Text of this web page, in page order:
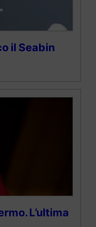
il Seabin
L’ultima